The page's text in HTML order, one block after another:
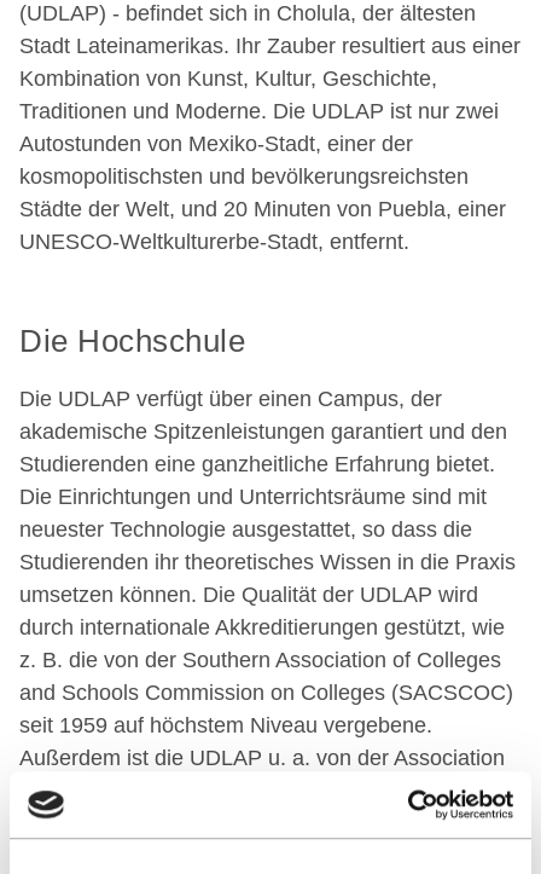
(UDLAP) - befindet sich in Cholula, der ältesten
Stadt Lateinamerikas. Ihr Zauber resultiert aus einer
Kombination von Kunst, Kultur, Geschichte,
Traditionen und Moderne. Die UDLAP ist nur zwei
Autostunden von Mexiko-Stadt, einer der
kosmopolitischsten und bevölkerungsreichsten
Städte der Welt, und 20 Minuten von Puebla, einer
UNESCO-Weltkulturerbe-Stadt, entfernt.
Die Hochschule
Die UDLAP verfügt über einen Campus, der
akademische Spitzenleistungen garantiert und den
Studierenden eine ganzheitliche Erfahrung bietet.
Die Einrichtungen und Unterrichtsräume sind mit
neuester Technologie ausgestattet, so dass die
Studierenden ihr theoretisches Wissen in die Praxis
umsetzen können. Die Qualität der UDLAP wird
durch internationale Akkreditierungen gestützt, wie
z. B. die von der Southern Association of Colleges
and Schools Commission on Colleges (SACSCOC)
seit 1959 auf höchstem Niveau vergebene.
Außerdem ist die UDLAP u. a. von der Association
to Advance Collegiate Schools of Business
(AACSB) und dem International Accreditation Board